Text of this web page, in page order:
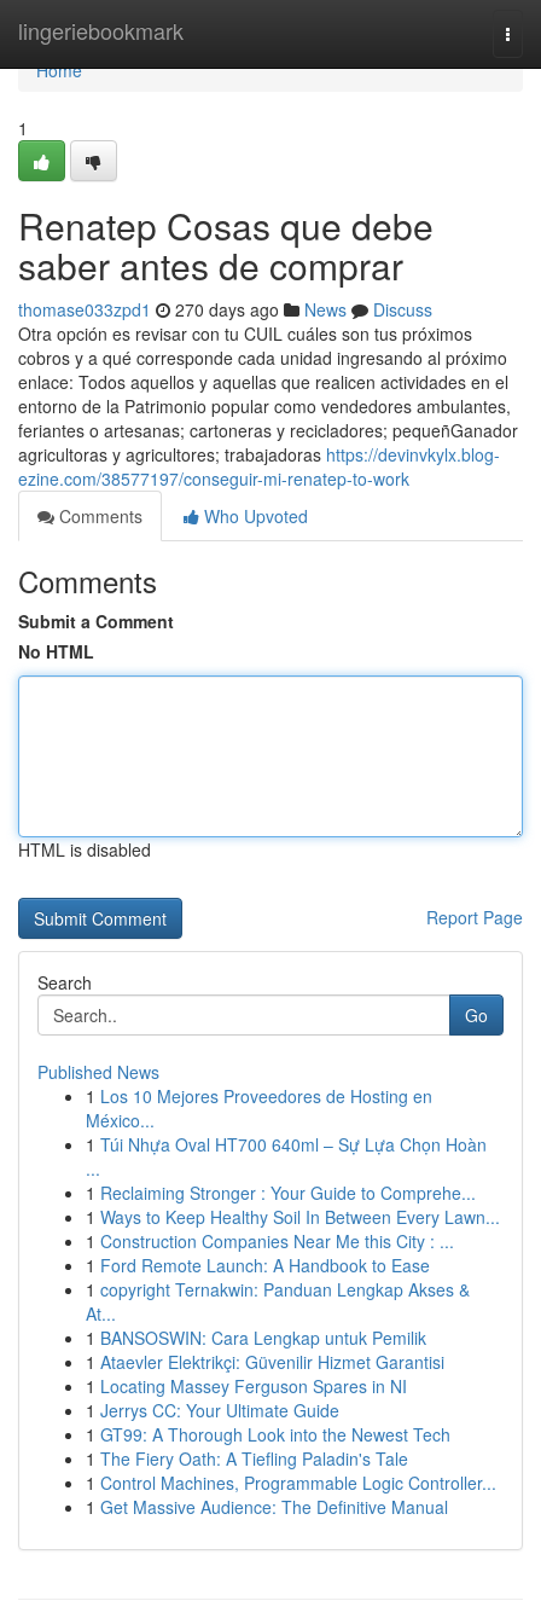
lingeriebookmark
Home
Home
1
Renatep Cosas que debe
saber antes de comprar
thomase033zpd1 270 days ago News
Discuss
Otra opción es revisar con tu CUIL cuáles son tus próximos
cobros y a qué corresponde cada unidad ingresando al próximo
enlace: Todos aquellos y aquellas que realicen actividades en el
entorno de la Patrimonio popular como vendedores ambulantes,
feriantes o artesanas; cartoneras y recicladores; pequeñGanador
agricultoras y agricultores; trabajadoras https://devinvkylx.blog-
ezine.com/38577197/conseguir-mi-renatep-to-work
Comments
Who Upvoted
Comments
Submit a Comment
No HTML
HTML is disabled
Report Page
Search
Go
Published News
1 Los 10 Mejores Proveedores de Hosting en
México...
1 Túi Nhựa Oval HT700 640ml – Sự Lựa Chọn Hoàn
...
1 Reclaiming Stronger : Your Guide to Comprehe...
1 Ways to Keep Healthy Soil In Between Every Lawn...
1 Construction Companies Near Me this City : ...
1 Ford Remote Launch: A Handbook to Ease
1 copyright Ternakwin: Panduan Lengkap Akses &
At...
1 BANSOSWIN: Cara Lengkap untuk Pemilik
1 Ataevler Elektrikçi: Güvenilir Hizmet Garantisi
1 Locating Massey Ferguson Spares in NI
1 Jerrys CC: Your Ultimate Guide
1 GT99: A Thorough Look into the Newest Tech
1 The Fiery Oath: A Tiefling Paladin's Tale
1 Control Machines, Programmable Logic Controller...
1 Get Massive Audience: The Definitive Manual